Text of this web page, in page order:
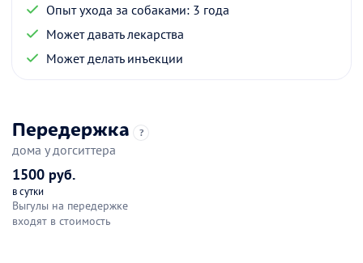
Опыт ухода за собаками: 3 года
Может давать лекарства
Может делать инъекции
Передержка ?
дома у догситтера
1500 руб.
в сутки
Выгулы на передержке
входят в стоимость